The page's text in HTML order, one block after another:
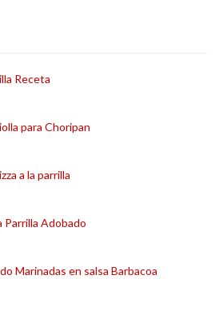
Receta
para Choripan
a la parrilla
Parrilla Adobado
Marinadas en salsa Barbacoa